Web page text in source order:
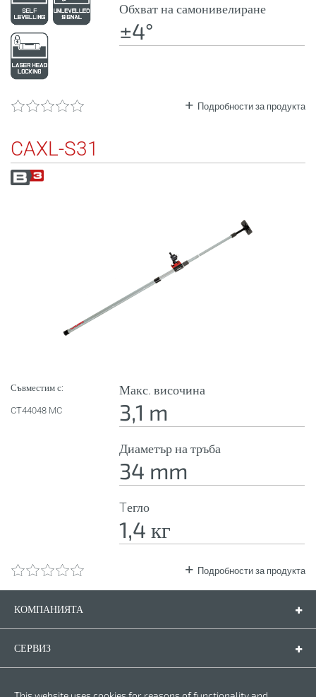
Обхват на самонивелиране
±4°
Подробности за продукта
CAXL-S31
Съвместим с:
CT44048 MC
Макс. височина
3,1 m
Диаметър на тръба
34 mm
Tегло
1,4 кг
Подробности за продукта
КОМПАНИЯТА
СЕРВИЗ